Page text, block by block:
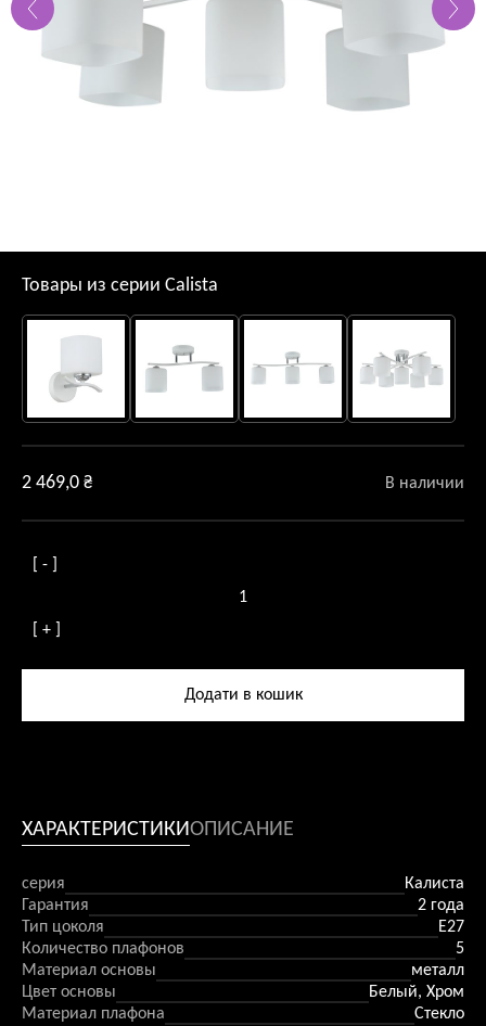
Товары из серии Calista
2 469,0 ₴ В наличии
[ - ]
товара
Люстра
патронів
[ + ]
Додати в кошик
ХАРАКТЕРИСТИКИОПИСАНИЕ
серия
Калиста
Гарантия
2 года
Тип цоколя
E27
Количество плафонов
5
Материал основы
металл
Цвет основы
Белый, Хром
Материал плафона
Стекло